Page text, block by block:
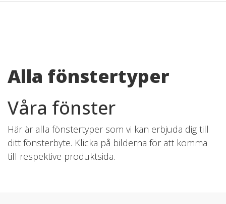
Alla fönstertyper
Våra fönster
Här är alla fönstertyper som vi kan erbjuda dig till
ditt fönsterbyte. Klicka på bilderna för att komma
till respektive produktsida.